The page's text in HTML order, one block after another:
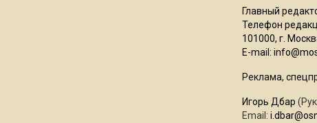
Главный
Телефон
101000, г.
E-mail:
Реклама,
Игорь Дбар
Email: